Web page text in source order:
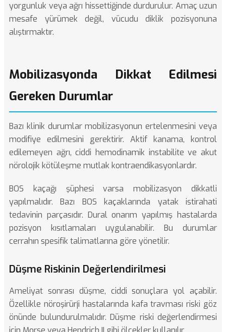
yorgunluk veya ağrı hissettiğinde durdurulur. Amaç uzun
mesafe yürümek değil, vücudu diklik pozisyonuna
alıştırmaktır.
Mobilizasyonda Dikkat Edilmesi
Gereken Durumlar
Bazı klinik durumlar mobilizasyonun ertelenmesini veya
modifiye edilmesini gerektirir. Aktif kanama, kontrol
edilemeyen ağrı, ciddi hemodinamik instabilite ve akut
nörolojik kötüleşme mutlak kontraendikasyonlardır.
BOS kaçağı şüphesi varsa mobilizasyon dikkatli
yapılmalıdır. Bazı BOS kaçaklarında yatak istirahati
tedavinin parçasıdır. Dural onarım yapılmış hastalarda
pozisyon kısıtlamaları uygulanabilir. Bu durumlar
cerrahın spesifik talimatlarına göre yönetilir.
Düşme Riskinin Değerlendirilmesi
Ameliyat sonrası düşme, ciddi sonuçlara yol açabilir.
Özellikle nöroşirürji hastalarında kafa travması riski göz
önünde bulundurulmalıdır. Düşme riski değerlendirmesi